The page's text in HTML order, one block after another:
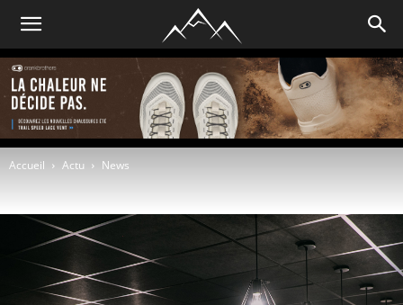
Accueil Actu News